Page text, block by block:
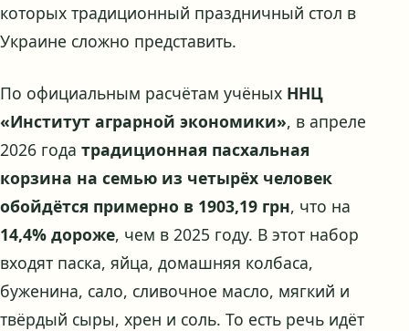
которых традиционный праздничный стол в
Украине сложно представить.
По официальным расчётам учёных ННЦ
«Институт аграрной экономики», в апреле
2026 года традиционная пасхальная
корзина на семью из четырёх человек
обойдётся примерно в 1903,19 грн, что на
14,4% дороже, чем в 2025 году. В этот набор
входят паска, яйца, домашняя колбаса,
буженина, сало, сливочное масло, мягкий и
твёрдый сыры, хрен и соль. То есть речь идёт